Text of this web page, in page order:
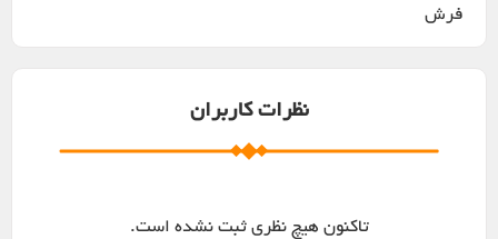
فرش
نظرات کاربران
تاکنون هیچ نظری ثبت نشده است.